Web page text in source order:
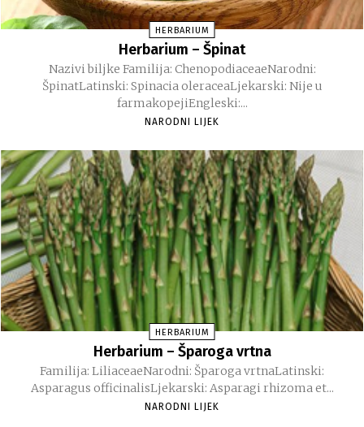
HERBARIUM
Herbarium – Špinat
Nazivi biljke Familija: ChenopodiaceaeNarodni:
ŠpinatLatinski: Spinacia oleraceaLjekarski: Nije u
farmakopejiEngleski:...
NARODNI LIJEK
HERBARIUM
Herbarium – Šparoga vrtna
Familija: LiliaceaeNarodni: Šparoga vrtnaLatinski:
Asparagus officinalisLjekarski: Asparagi rhizoma et...
NARODNI LIJEK